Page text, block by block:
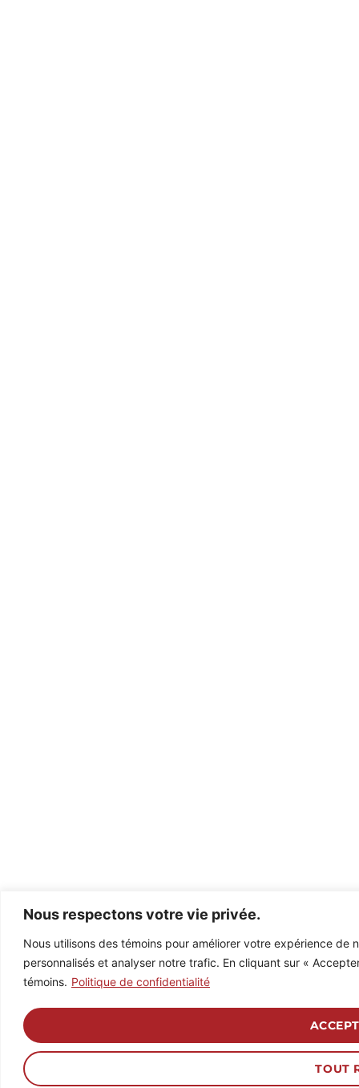
Nous respectons votre vie privée.
Nous utilisons des témoins pour améliorer votre expérience
personnalisés et analyser notre trafic. En cliquant sur «
témoins. Politique de confidentialité
TOUT